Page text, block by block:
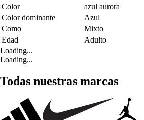
Color
azul aurora
Color dominante
Azul
Como
Mixto
Edad
Adulto
Loading...
Loading...
Todas nuestras marcas